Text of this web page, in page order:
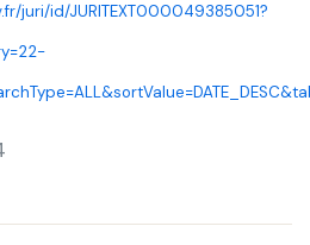
juri/id/JURITEXT000049385051?